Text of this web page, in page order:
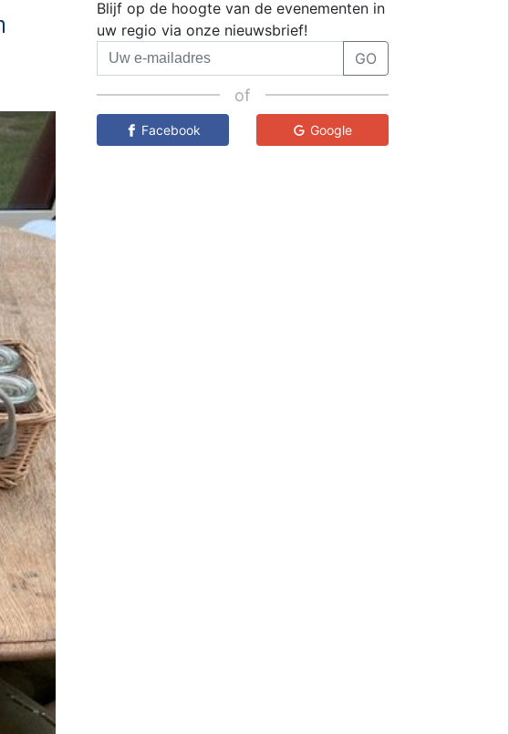
Blijf op de hoogte van de evenementen in
uw regio via onze nieuwsbrief!
GO
of
Facebook Google